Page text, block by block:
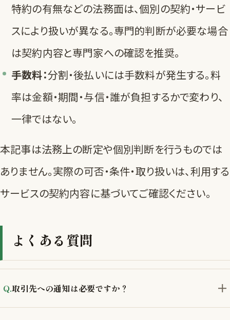
特約の有無などの法務面は、個別の契約・サービ
スにより扱いが異なる。専門的判断が必要な場合
は契約内容と専門家への確認を推奨。
手数料：分割・後払いには手数料が発生する。料
率は金額・期間・与信・誰が負担するかで変わり、
一律ではない。
本記事は法務上の断定や個別判断を行うものでは
ありません。実際の可否・条件・取り扱いは、利用する
サービスの契約内容に基づいてご確認ください。
よくある質問
取引先への通知は必要ですか？